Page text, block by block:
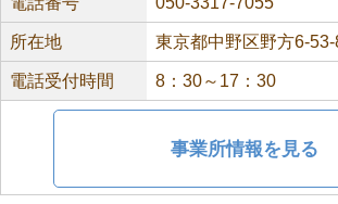
所在地 東京都中野区野方6-53-
電話受付時間 8：30～17：30
事業所情報を見る